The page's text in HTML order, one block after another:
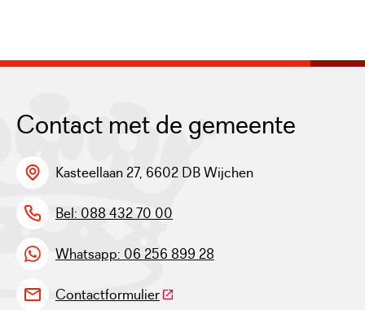
Contact met de gemeente
Kasteellaan 27, 6602 DB Wijchen
Bel: 088 432 70 00
Whatsapp: 06 256 899 28
Contactformulier(Deze link gaat naar een externe